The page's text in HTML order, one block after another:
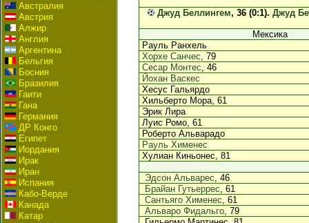
Австралия
Австрия
Алжир
Англия
Аргентина
Бельгия
Босния
Бразилия
Гаити
Гана
Германия
ДР Конго
Египет
Иордания
Ирак
Иран
Испания
Кабо-Верде
Канада
Катар
Джуд Беллингем, 36 (0:1). Джуд
Мексика
Рауль Ранхель
Хорхе Санчес, 79
Сесар Монтес, 46
Йохан Васкес
Хесус Гальярдо
Хильберто Мора, 61
Эрик Лира
Луис Ромо, 61
Роберто Альварадо
Рауль Хименес
Хулиан Киньонес, 81
Эдсон Альварес, 46
Брайан Гутьеррес, 61
Сантьяго Хименес, 61
Альваро Фидальго, 79